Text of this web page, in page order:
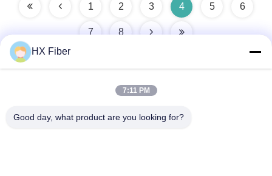
1 2 3 4 5 6
7 8
HX Fiber
7:11 PM
Good day, what product are you looking for?